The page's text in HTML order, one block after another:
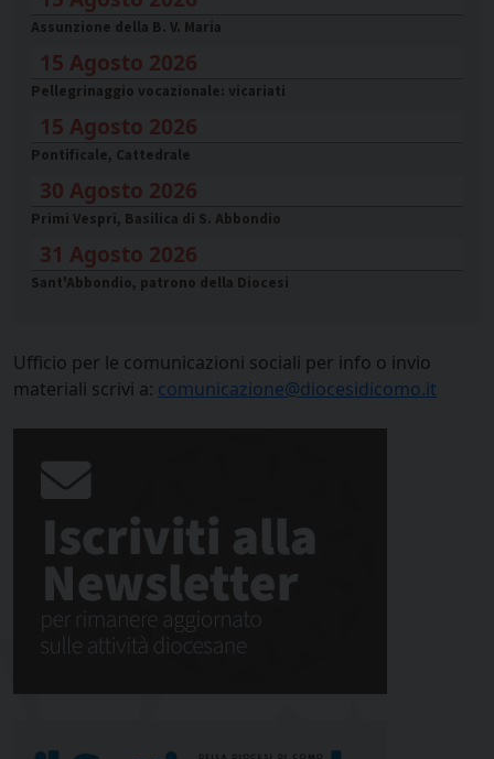
Assunzione della B. V. Maria
15 Agosto 2026
Pellegrinaggio vocazionale: vicariati
15 Agosto 2026
Pontificale, Cattedrale
30 Agosto 2026
Primi Vespri, Basilica di S. Abbondio
31 Agosto 2026
Sant'Abbondio, patrono della Diocesi
Ufficio per le comunicazioni sociali per info o invio
materiali scrivi a: comunicazione@diocesidicomo.it